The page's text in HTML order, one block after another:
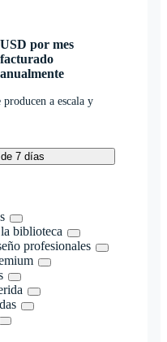
USD por mes
facturado
anualmente
producen a escala y
7 días
biblioteca
profesionales